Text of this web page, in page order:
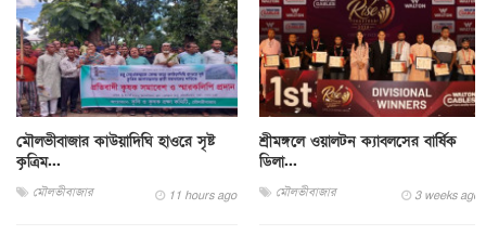
মৌলভীবাজার কাউয়াদিঘি হাওরে সৃষ্ট
কৃত্রিম...
মৌলভীবাজার 11 hours ago
শ্রীমঙ্গলে ওয়ালটন ক্যাবলসের বার্ষিক
ডিলা...
মৌলভীবাজার 3 weeks ago